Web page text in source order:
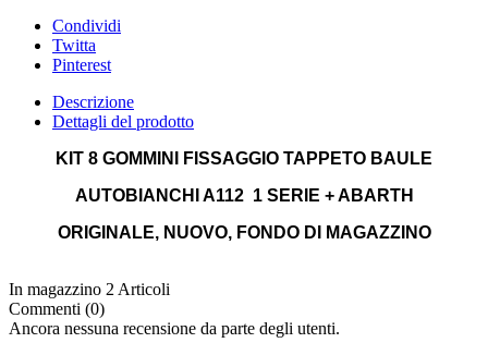
Condividi
Twitta
Pinterest
Descrizione
Dettagli del prodotto
KIT 8 GOMMINI FISSAGGIO TAPPETO BAULE
AUTOBIANCHI A112 1 SERIE + ABARTH
ORIGINALE, NUOVO, FONDO DI MAGAZZINO
In magazzino 2 Articoli
Commenti (0)
Ancora nessuna recensione da parte degli utenti.